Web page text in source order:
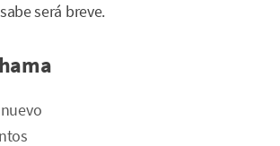
será breve.